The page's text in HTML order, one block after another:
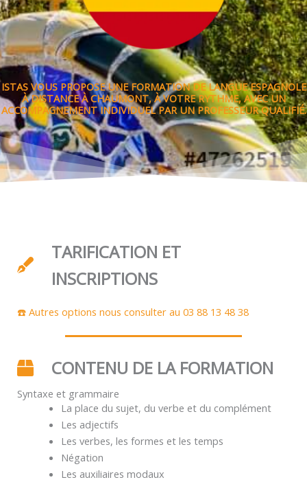
ISTAS VOUS PROPOSE UNE FORMATION DE LANGUE ESPAGNOLE
À DISTANCE À CHAUMONT, À VOTRE RYTHME, AVEC UN
ACCOMPAGNEMENT INDIVIDUEL PAR UN PROFESSEUR QUALIFIÉ.
TARIFICATION ET
INSCRIPTIONS
☎️ Autres options nous consulter au 03 88 13 48 38
CONTENU DE LA FORMATION
Syntaxe et grammaire
La place du sujet, du verbe et du complément
Les adjectifs
Les verbes, les formes et les temps
Négation
Les auxiliaires modaux